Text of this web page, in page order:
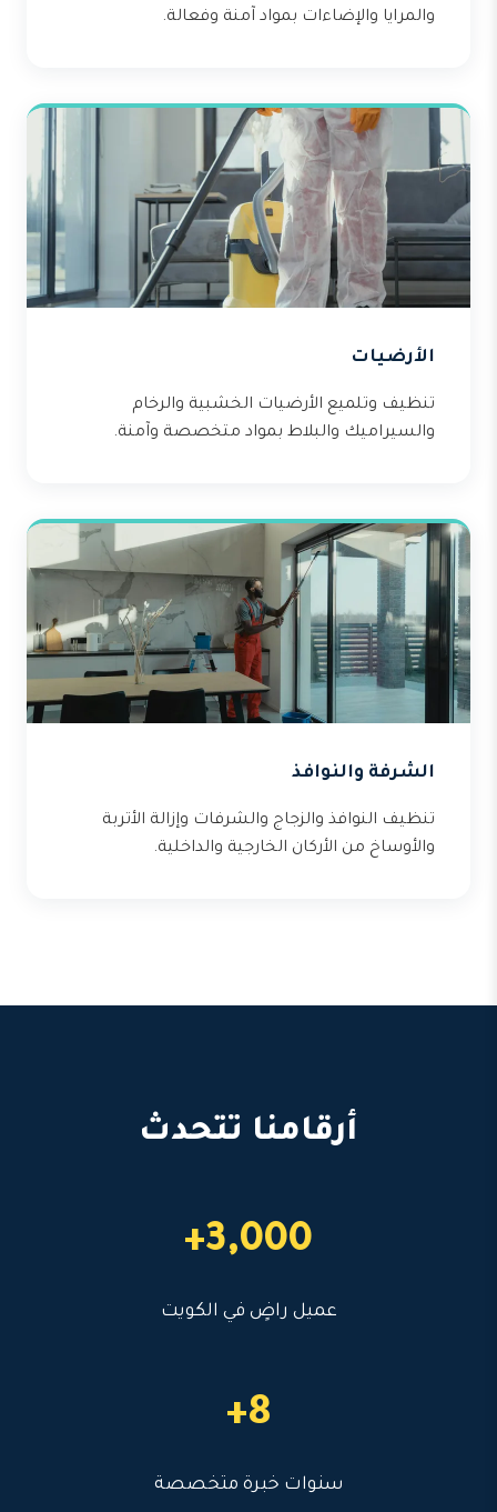
والمرايا والإضاءات بمواد آمنة وفعالة.
الأرضيات
تنظيف وتلميع الأرضيات الخشبية والرخام
والسيراميك والبلاط بمواد متخصصة وآمنة.
الشرفة والنوافذ
تنظيف النوافذ والزجاج والشرفات وإزالة الأتربة
والأوساخ من الأركان الخارجية والداخلية.
أرقامنا تتحدث
3,000+
عميل راضٍ في الكويت
8+
سنوات خبرة متخصصة